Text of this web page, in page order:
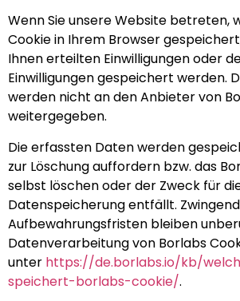
Wenn Sie unsere Website betreten,
Cookie in Ihrem Browser
Ihnen erteilten Einwilligungen oder
Einwilligungen gespeichert werden.
werden nicht an den Anbieter von
weitergegeben.
Die erfassten Daten werden
zur Löschung auffordern bzw. das
selbst löschen oder der Zweck für
Datenspeicherung entfällt.
Aufbewahrungsfristen bleiben
Datenverarbeitung von Borlabs
unter https://de.borlabs.io/kb/
speichert-borlabs-cookie/.